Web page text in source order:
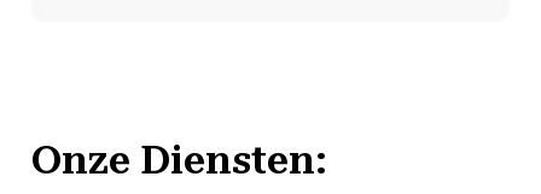
Onze Diensten: